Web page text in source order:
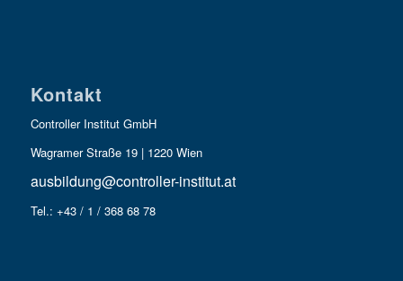
Kontakt
Controller Institut GmbH
Wagramer Straße 19 | 1220 Wien
ausbildung@controller-institut.at
Tel.: +43 / 1 / 368 68 78